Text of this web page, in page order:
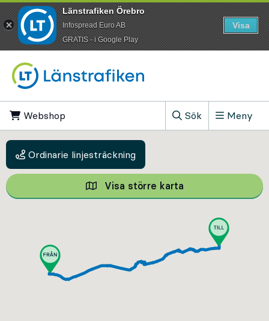
Webshop
Sök
, Visa sökfältet
Meny
Ordinarie linjesträckning
Visa större karta Visa större
Länstrafiken Örebro
Infospread Euro AB
​GRATIS - i Google Play
Visa